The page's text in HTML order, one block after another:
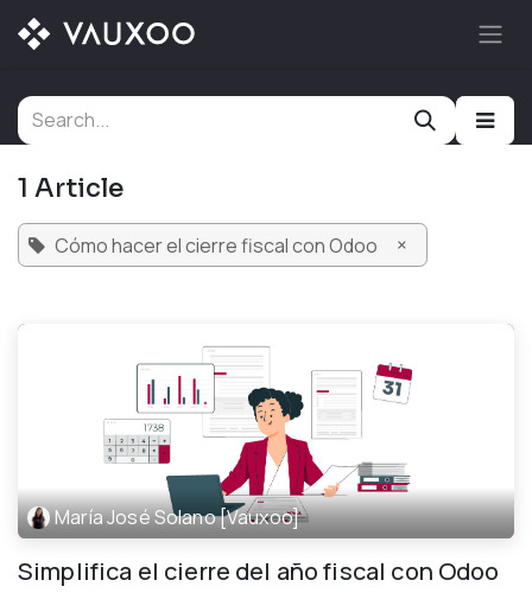
Skip to Content
1 Article
Cómo hacer el cierre fiscal con Odoo ×
María José Solano [Vauxoo]
Simplifica el cierre del año fiscal con Odoo